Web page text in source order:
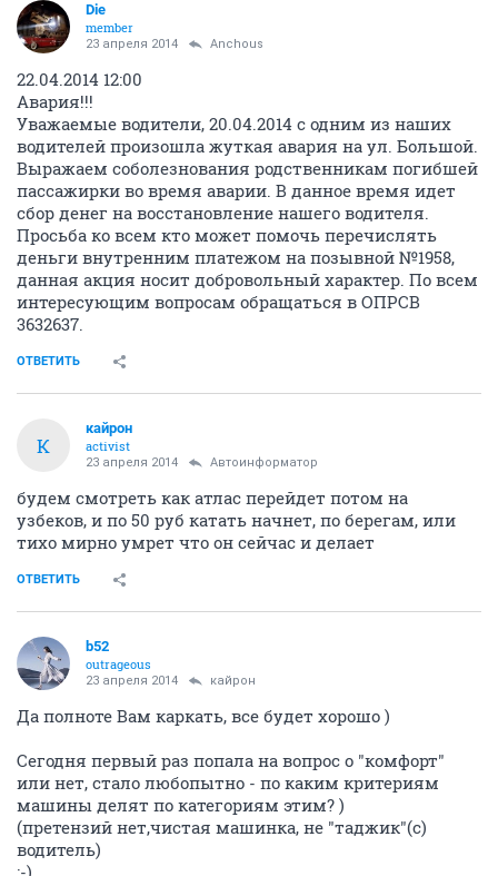
Die
member
23 апреля 2014 Аnchous
22.04.2014 12:00
Авария!!!
Уважаемые водители, 20.04.2014 с одним из наших
водителей произошла жуткая авария на ул. Большой.
Выражаем соболезнования родственникам погибшей
пассажирки во время аварии. В данное время идет
сбор денег на восстановление нашего водителя.
Просьба ко всем кто может помочь перечислять
деньги внутренним платежом на позывной №1958,
данная акция носит добровольный характер. По всем
интересующим вопросам обращаться в ОПРСВ
3632637.
ОТВЕТИТЬ
К
кайрон
activist
23 апреля 2014 Автоинформатор
будем смотреть как атлас перейдет потом на
узбеков, и по 50 руб катать начнет, по берегам, или
тихо мирно умрет что он сейчас и делает
ОТВЕТИТЬ
b52
outrageous
23 апреля 2014 кайрон
Да полноте Вам каркать, все будет хорошо )
Сегодня первый раз попала на вопрос о "комфорт"
или нет, стало любопытно - по каким критериям
машины делят по категориям этим? )
(претензий нет,чистая машинка, не "таджик"(с)
водитель)
:-)